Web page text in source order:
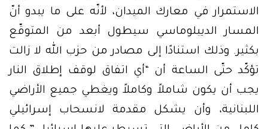
الاستمرار في معارك الميدان، لأنّه على ما يبدو أنّ
المسار الديبلوماسي سيطول أبعد من المتوقّع
بكثير. وذلك استنادًا إلى مصادر من حزب الله لا زالت
تؤكّد حتّى الساعة أن “أي اتفاق لوقف إطلاق النار
يجب أن يكون شاملاً وكاملاً ويغطي جميع الأراضي
اللبنانية، وأن يشكل مقدمة لانسحاب إسرائيلي